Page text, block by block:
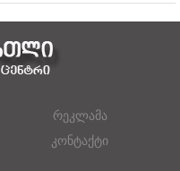
რეკლამა
კონტაქტი